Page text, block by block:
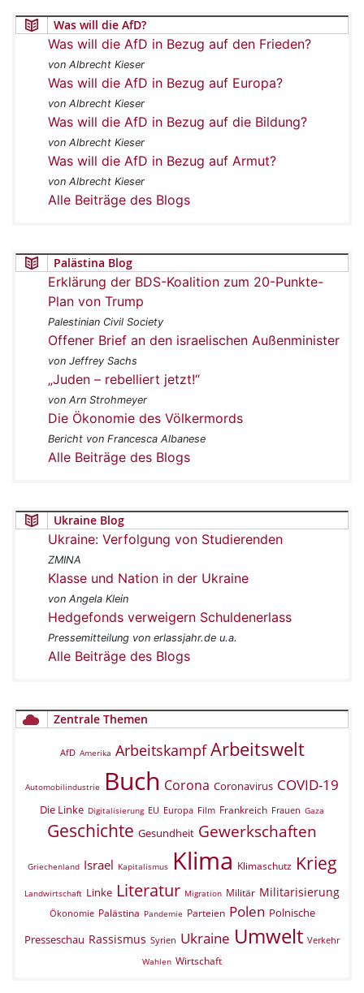
Was will die AfD?
Was will die AfD in Bezug auf den Frieden?
von Albrecht Kieser
Was will die AfD in Bezug auf Europa?
von Albrecht Kieser
Was will die AfD in Bezug auf die Bildung?
von Albrecht Kieser
Was will die AfD in Bezug auf Armut?
von Albrecht Kieser
Alle Beiträge des Blogs
Palästina Blog
Erklärung der BDS-Koalition zum 20-Punkte-
Plan von Trump
Palestinian Civil Society
Offener Brief an den israelischen Außenminister
von Jeffrey Sachs
„Juden – rebelliert jetzt!“
von Arn Strohmeyer
Die Ökonomie des Völkermords
Bericht von Francesca Albanese
Alle Beiträge des Blogs
Ukraine Blog
Ukraine: Verfolgung von Studierenden
ZMINA
Klasse und Nation in der Ukraine
von Angela Klein
Hedgefonds verweigern Schuldenerlass
Pressemitteilung von erlassjahr.de u.a.
Alle Beiträge des Blogs
Zentrale Themen
AfD Amerika Arbeitskampf Arbeitswelt
Automobilindustrie Buch Corona Coronavirus COVID-19
Die Linke Digitalisierung EU Europa Film Frankreich Frauen Gaza
Geschichte Gesundheit Gewerkschaften
Griechenland Israel Kapitalismus Klima Klimaschutz Krieg
Landwirtschaft Linke Literatur Migration Militär Militarisierung
Ökonomie Palästina Pandemie Parteien Polen Polnische
Presseschau Rassismus Syrien Ukraine Umwelt Verkehr
Wahlen Wirtschaft